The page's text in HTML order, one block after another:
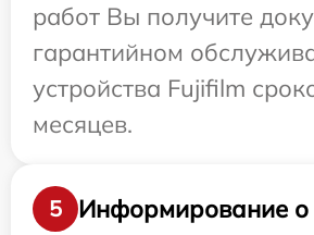
работ Вы получите
гарантийном
устройства Fujifilm
месяцев.
5
Информирование о